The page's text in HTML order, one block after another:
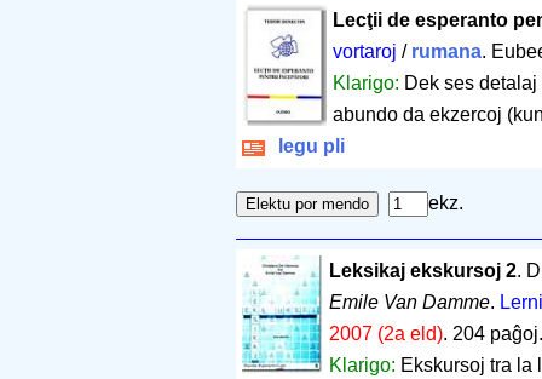
Lecţii de esperanto
vortaroj / rumana.
Klarigo: Dek ses
abundo da ekzercoj
legu pli
ekz.
Leksikaj ekskursoj 2.
Emile Van Damme.
2007 (2a eld). 204 paĝoj
Klarigo: Ekskursoj tra la